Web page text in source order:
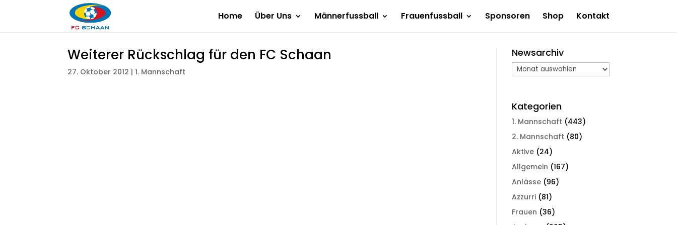
Home Über Uns Männerfussball Frauenfussball Sponsoren Shop Kontakt
Weiterer Rückschlag für den FC Schaan
27. Oktober 2012 |1. Mannschaft
Newsarchiv
Newsarchiv
Kategorien
1. Mannschaft (443)
2. Mannschaft (80)
Aktive (24)
Allgemein (167)
Anlässe (96)
Azzurri (81)
Frauen (36)